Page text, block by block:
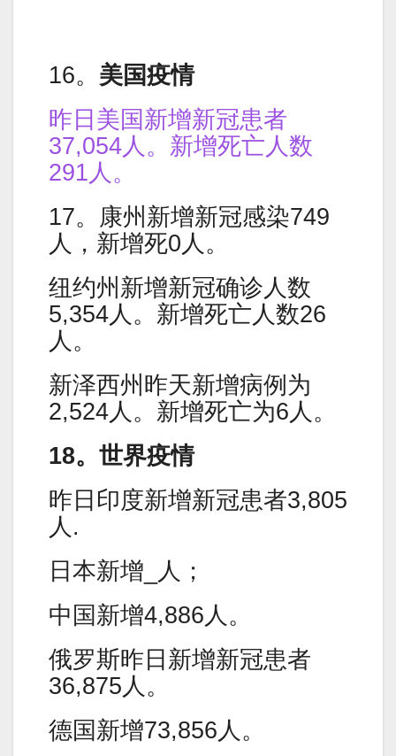
16。 美国疫情
昨日美国新增新冠患者
37,054人。新增死亡人数
291人。
17。康州新增新冠感染749
人，新增死0人。
纽约州新增新冠确诊人数
5,354人。新增死亡人数26
人。
新泽西州昨天新增病例为
2,524人。新增死亡为6人。
18。世界疫情
昨日印度新增新冠患者3,805
人.
日本新增_人；
中国新增4,886人。
俄罗斯昨日新增新冠患者
36,875人。
德国新增73,856人。